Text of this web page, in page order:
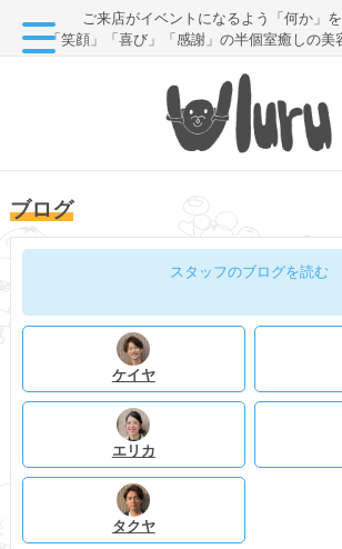
ご来店がイベントになるよう「何か」
「笑顔」「喜び」「感謝」の半個室癒しの
ブログ
スタッフのブログを読む
ケイヤ
エリカ
タクヤ